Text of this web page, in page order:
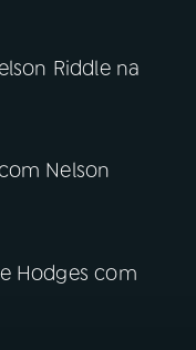
Riddle na
Nelson
Hodges com